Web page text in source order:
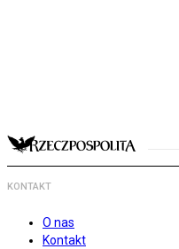
KONTAKT
O nas
Kontakt